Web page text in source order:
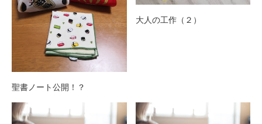
聖書ノート公開！？
大人の工作（２）